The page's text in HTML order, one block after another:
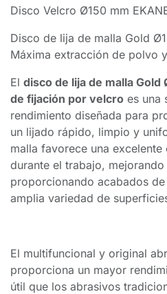
Disco Velcro Ø150 mm
Disco de lija de malla Gold
Máxima extracción de polvo
El disco de lija de malla
de fijación por velcro es una
rendimiento diseñada para
un lijado rápido, limpio y
malla favorece una
durante el trabajo,
proporcionando acabados
amplia variedad de
El multifuncional y original
proporciona un mayor
útil que los abrasivos